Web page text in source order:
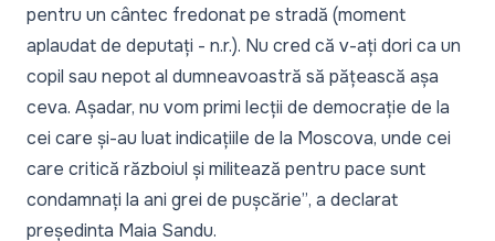
pentru un cântec fredonat pe stradă (moment
aplaudat de deputați - n.r.). Nu cred că v-ați dori ca un
copil sau nepot al dumneavoastră să pățească așa
ceva. Așadar, nu vom primi lecții de democrație de la
cei care și-au luat indicațiile de la Moscova, unde cei
care critică războiul și militează pentru pace sunt
condamnați la ani grei de pușcărie”, a declarat
președinta Maia Sandu.